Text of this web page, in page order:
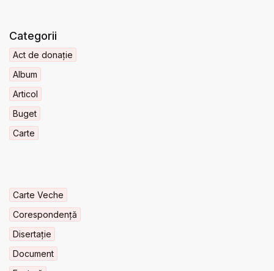
Categorii
Act de donație
Album
Articol
Buget
Carte
Carte Veche
Corespondență
Disertație
Document